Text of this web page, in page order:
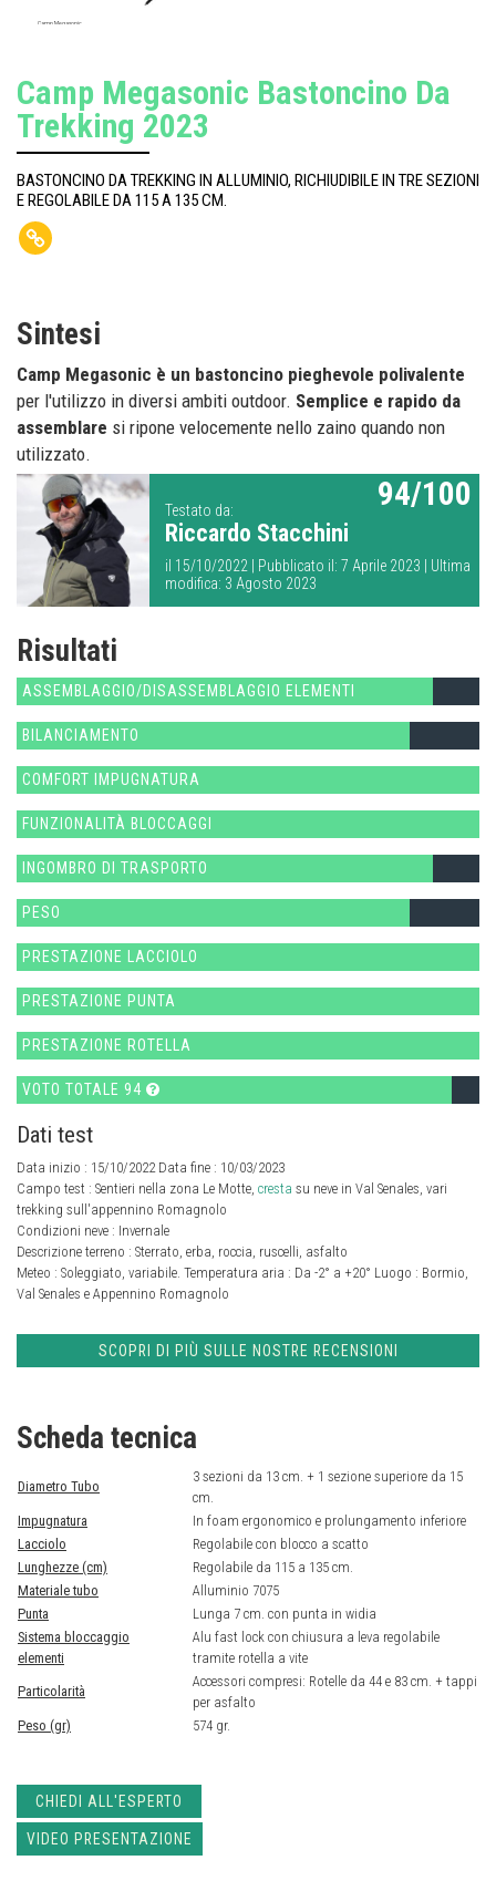
Camp Megasonic
Camp Megasonic Bastoncino Da
Trekking 2023
BASTONCINO DA TREKKING IN ALLUMINIO, RICHIUDIBILE IN TRE SEZIONI
E REGOLABILE DA 115 A 135 CM.
Sintesi
Camp Megasonic è un bastoncino pieghevole polivalente
per l'utilizzo in diversi ambiti outdoor. Semplice e rapido da
assemblare si ripone velocemente nello zaino quando non
utilizzato.
Testato da:
Riccardo Stacchini
il 15/10/2022 | Pubblicato il: 7 Aprile 2023 | Ultima
modifica: 3 Agosto 2023
94/100
Risultati
ASSEMBLAGGIO/DISASSEMBLAGGIO ELEMENTI
BILANCIAMENTO
COMFORT IMPUGNATURA
FUNZIONALITÀ BLOCCAGGI
INGOMBRO DI TRASPORTO
PESO
PRESTAZIONE LACCIOLO
PRESTAZIONE PUNTA
PRESTAZIONE ROTELLA
VOTO TOTALE 94
Dati test
Data inizio : 15/10/2022 Data fine : 10/03/2023
Campo test : Sentieri nella zona Le Motte, cresta su neve in Val Senales, vari
trekking sull'appennino Romagnolo
Condizioni neve : Invernale
Descrizione terreno : Sterrato, erba, roccia, ruscelli, asfalto
Meteo : Soleggiato, variabile. Temperatura aria : Da -2° a +20° Luogo : Bormio,
Val Senales e Appennino Romagnolo
SCOPRI DI PIÙ SULLE NOSTRE RECENSIONI
Scheda tecnica
Diametro Tubo
3 sezioni da 13 cm. + 1 sezione superiore da 15
cm.
Impugnatura
In foam ergonomico e prolungamento inferiore
Lacciolo
Regolabile con blocco a scatto
Lunghezze (cm)
Regolabile da 115 a 135 cm.
Materiale tubo
Alluminio 7075
Punta
Lunga 7 cm. con punta in widia
Sistema bloccaggio
elementi
Alu fast lock con chiusura a leva regolabile
tramite rotella a vite
Particolarità
Accessori compresi: Rotelle da 44 e 83 cm. + tappi
per asfalto
Peso (gr)
574 gr.
CHIEDI ALL'ESPERTO
VIDEO PRESENTAZIONE